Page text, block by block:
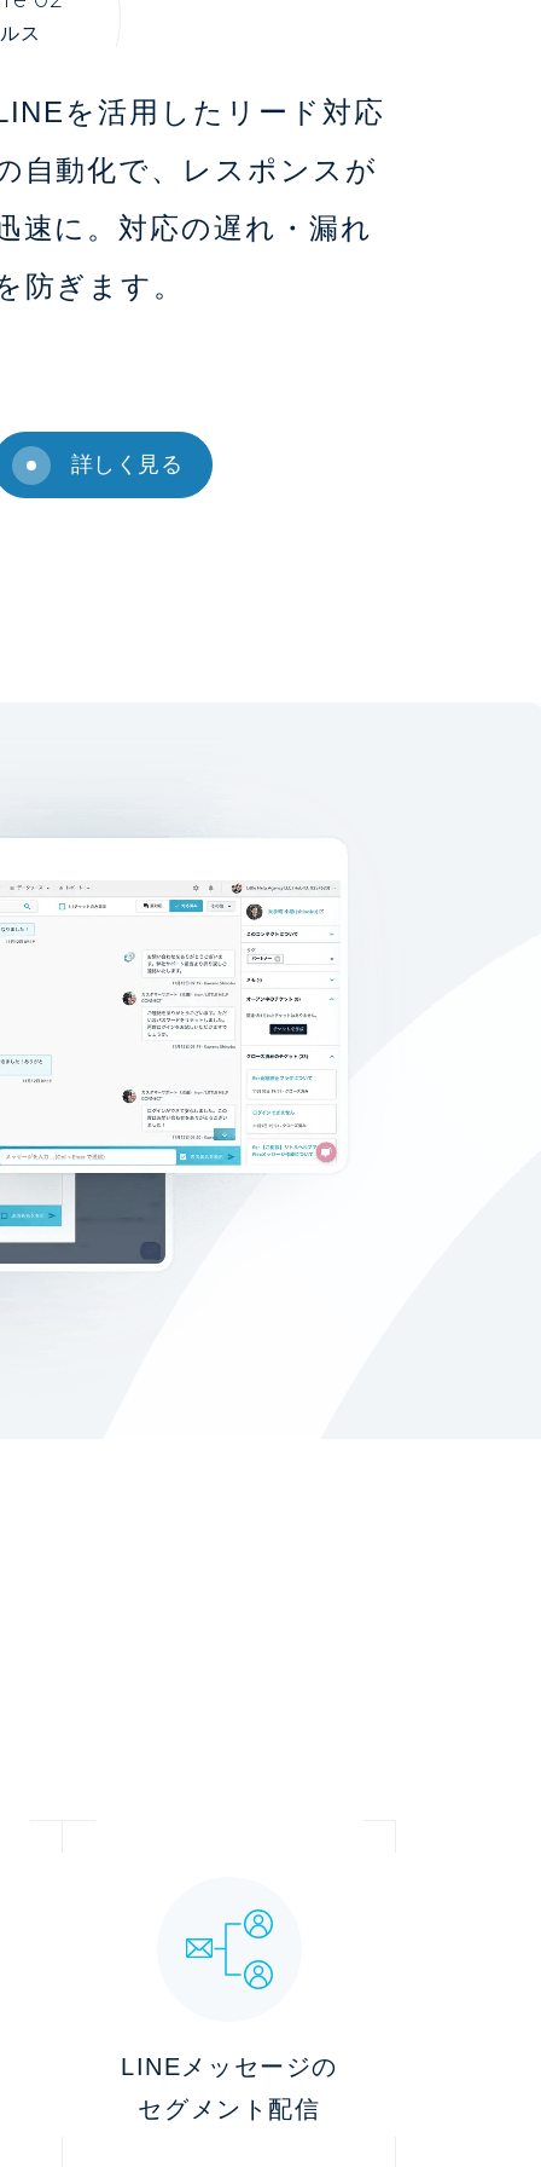
ス
を活用したリード対応
自動化で、レスポンスが
速に。対応の遅れ・漏れ
防ぎます。
詳しく見る
LINEメッセージの
セグメント配信